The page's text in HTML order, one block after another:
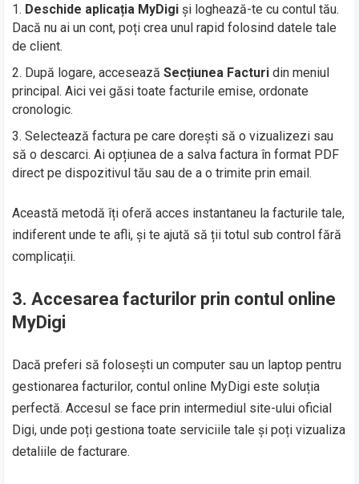
Deschide aplicația MyDigi și loghează-te cu contul tău.
Dacă nu ai un cont, poți crea unul rapid folosind datele tale
de client.
După logare, acceseazăSecțiunea Facturi din meniul
principal. Aici vei găsi toate facturile emise, ordonate
cronologic.
Selectează factura pe care dorești să o vizualizezi sau
să o descarci. Ai opțiunea de a salva factura în format PDF
direct pe dispozitivul tău sau de a o trimite prin email.
Această metodă îți oferă acces instantaneu la facturile tale,
indiferent unde te afli, și te ajută să ții totul sub control fără
complicații.
3. Accesarea facturilor prin contul online
MyDigi
Dacă preferi să folosești un computer sau un laptop pentru
gestionarea facturilor, contul online MyDigi este soluția
perfectă. Accesul se face prin intermediul site-ului oficial
Digi, unde poți gestiona toate serviciile tale și poți vizualiza
detaliile de facturare.